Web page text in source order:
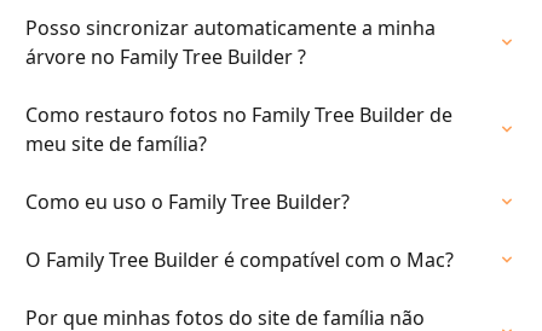
Posso sincronizar automaticamente a minha
árvore no Family Tree Builder ?
Como restauro fotos no Family Tree Builder de
meu site de família?
Como eu uso o Family Tree Builder?
O Family Tree Builder é compatível com o Mac?
Por que minhas fotos do site de família não